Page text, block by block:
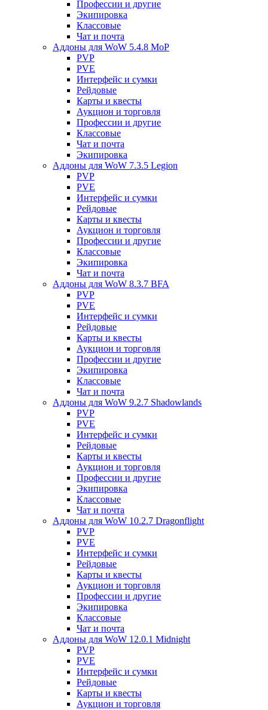
Профессии и другие
Экипировка
Классовые
Чат и почта
Аддоны для WoW 5.4.8 MoP
PVP
PVE
Интерфейс и сумки
Рейдовые
Карты и квесты
Аукцион и торговля
Профессии и другие
Классовые
Чат и почта
Экипировка
Аддоны для WoW 7.3.5 Legion
PVP
PVE
Интерфейс и сумки
Рейдовые
Карты и квесты
Аукцион и торговля
Профессии и другие
Классовые
Экипировка
Чат и почта
Аддоны для WoW 8.3.7 BFA
PVP
PVE
Интерфейс и сумки
Рейдовые
Карты и квесты
Аукцион и торговля
Профессии и другие
Экипировка
Классовые
Чат и почта
Аддоны для WoW 9.2.7 Shadowlands
PVP
PVE
Интерфейс и сумки
Рейдовые
Карты и квесты
Аукцион и торговля
Профессии и другие
Экипировка
Классовые
Чат и почта
Аддоны для WoW 10.2.7 Dragonflight
PVP
PVE
Интерфейс и сумки
Рейдовые
Карты и квесты
Аукцион и торговля
Профессии и другие
Экипировка
Классовые
Чат и почта
Аддоны для WoW 12.0.1 Midnight
PVP
PVE
Интерфейс и сумки
Рейдовые
Карты и квесты
Аукцион и торговля